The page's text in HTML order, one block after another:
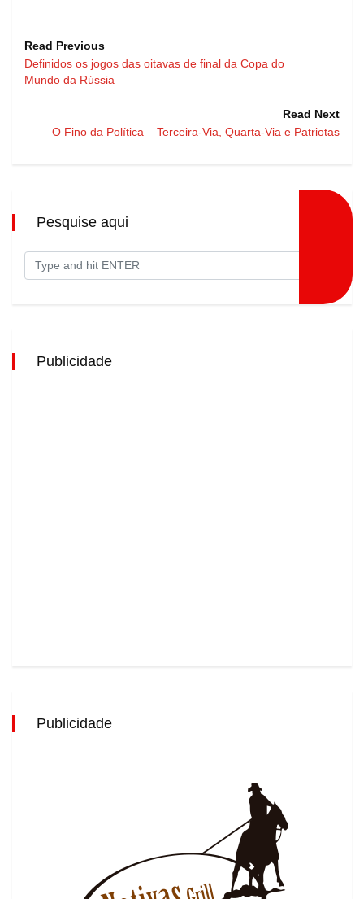
Read Previous
Definidos os jogos das oitavas de final da Copa do
Mundo da Rússia
Read Next
O Fino da Política – Terceira-Via, Quarta-Via e Patriotas
Pesquise aqui
Publicidade
Publicidade